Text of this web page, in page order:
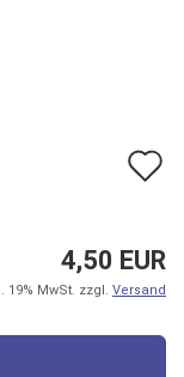
4,50 EUR
19% MwSt. zzgl. Versand